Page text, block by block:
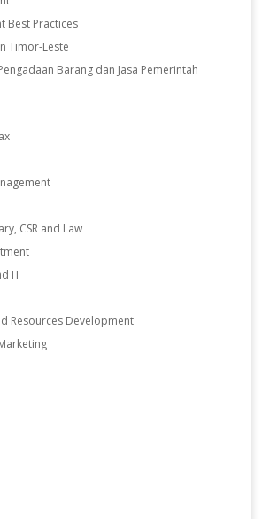
Best Practices
Timor-Leste
Barang dan Jasa Pemerintah
CSR and Law
IT
Resources Development